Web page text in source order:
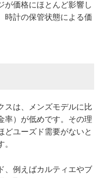
が価格にほとんど影響し
時計の保管状態による価
スは、メンズモデルに比
率）が低めです。その理
どユーズド需要がないと
、例えばカルティエやブ